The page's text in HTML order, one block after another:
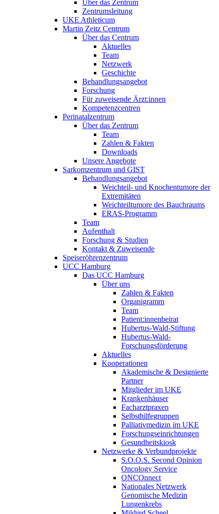
Über das Zentrum
Zentrumsleitung
UKE Athleticum
Martin Zeitz Centrum
Über das Centrum
Aktuelles
Team
Netzwerk
Geschichte
Behandlungsangebot
Forschung
Für zuweisende Ärzt:innen
Kompetenzcentren
Perinatalzentrum
Über das Zentrum
Team
Zahlen & Fakten
Downloads
Unsere Angebote
Sarkomzentrum und GIST
Behandlungsangebot
Weichteil- und Knochentumore der
Extremitäten
Weichteiltumore des Bauchraums
ERAS-Programm
Team
Aufenthalt
Forschung & Studien
Kontakt & Zuweisende
Speiseröhrenzentrum
UCC Hamburg
Das UCC Hamburg
Über uns
Zahlen & Fakten
Organigramm
Team
Patient:innenbeirat
Hubertus-Wald-Stiftung
Hubertus-Wald-
Forschungsförderung
Aktuelles
Kooperationen
Akademische & Designierte
Partner
Mitglieder im UKE
Krankenhäuser
Facharztpraxen
Selbsthilfegruppen
Palliativmedizin im UKE
Forschungseinrichtungen
Gesundheitskiosk
Netzwerke & Verbundprojekte
S.O.O.S. Second Opinion
Oncology Service
ONCOnnect
Nationales Netzwerk
Genomische Medizin
Lungenkrebs